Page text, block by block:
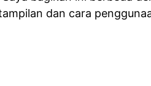
dan cara